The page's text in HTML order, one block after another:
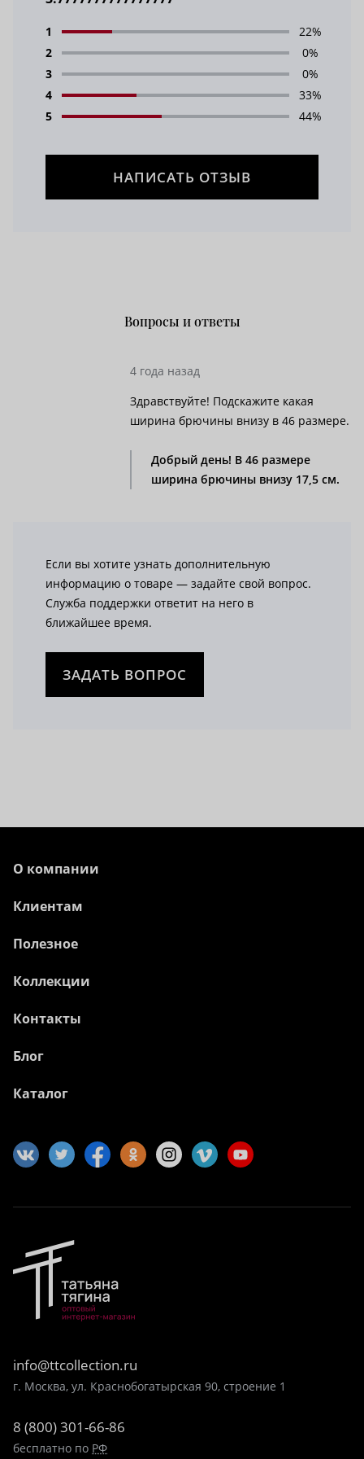
1
22%
2
0%
3
0%
4
33%
5
44%
НАПИСАТЬ ОТЗЫВ
Вопросы и ответы
4 года назад
Здравствуйте! Подскажите какая
ширина брючины внизу в 46 размере.
Добрый день! В 46 размере
ширина брючины внизу 17,5 см.
Если вы хотите узнать дополнительную
информацию о товаре — задайте свой вопрос.
Служба поддержки ответит на него в
ближайшее время.
ЗАДАТЬ ВОПРОС
О компании
Клиентам
Полезное
Коллекции
Контакты
Блог
Каталог
info@ttcollection.ru
г. Москва, ул. Краснобогатырская 90, строение 1
8 (800) 301-66-86
бесплатно по РФ